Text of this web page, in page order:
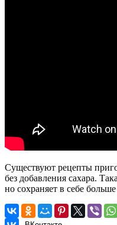
Существуют рецепты
без добавления сахара.
но сохраняет в себе